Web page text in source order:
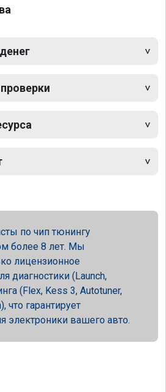
по чип тюнингу
более 8 лет. Мы
лицензионное
диагностики (Launch,
(Flex, Kess 3, Autotuner,
что гарантирует
электроники вашего авто.